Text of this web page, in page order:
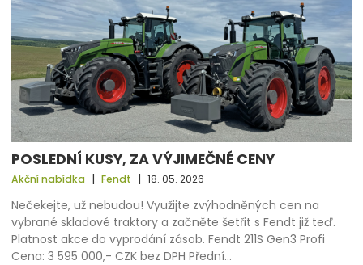
POSLEDNÍ KUSY, ZA VÝJIMEČNÉ CENY
Akční nabídka | Fendt | 18. 05. 2026
Nečekejte, už nebudou! Využijte zvýhodněných cen na
vybrané skladové traktory a začněte šetřit s Fendt již teď.
Platnost akce do vyprodání zásob. Fendt 211S Gen3 Profi
Cena: 3 595 000,- CZK bez DPH Přední…